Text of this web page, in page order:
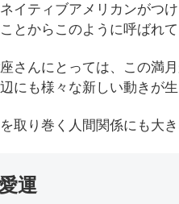
イティブアメリカンがつ
とからこのように呼ばれて
さんにとっては、この満
にも様々な新しい動きが
取り巻く人間関係にも大
運